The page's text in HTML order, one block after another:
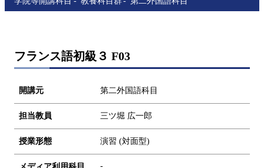
フランス語初級３ F03
開講元 第二外国語科目
担当教員 三ツ堀 広一郎
授業形態 演習 (対面型)
-